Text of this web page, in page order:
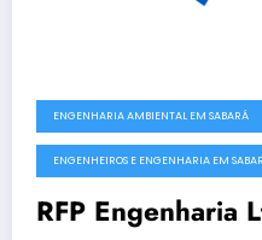
ENGENHARIA AMBIENTAL EM SABARÁ
ENGENHEIROS E ENGENHARIA EM
RFP Engenharia